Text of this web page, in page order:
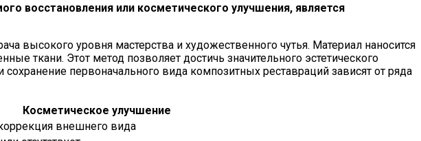
восстановления или косметического улучшения, является
высокого уровня мастерства и художественного чутья. Материал наносится
ткани. Этот метод позволяет достичь значительного эстетического
первоначального вида композитных реставраций зависят от ряда
Косметическое улучшение
внешнего вида